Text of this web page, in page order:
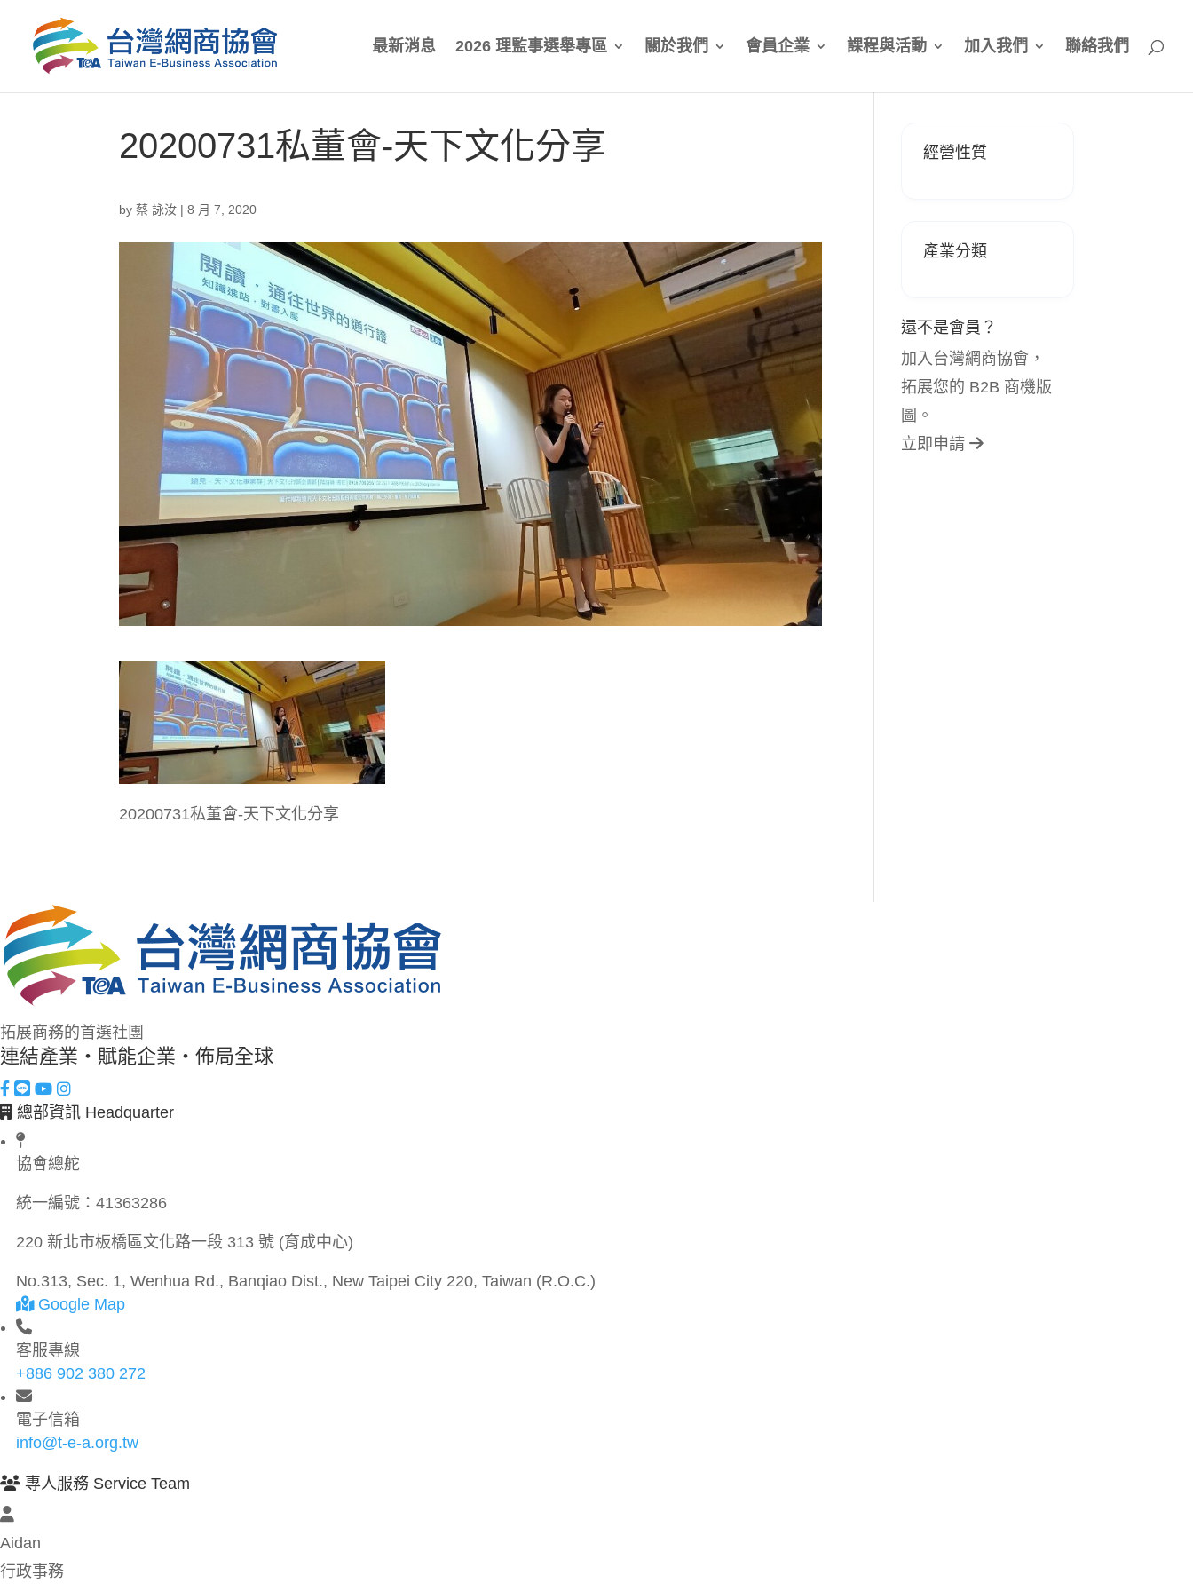
最新消息 2026 理監事選舉專區 關於我們 會員企業 課程與活動 加入我們 聯絡我們
20200731私董會-天下文化分享
by蔡 詠汝 |8 月 7, 2020
20200731私董會-天下文化分享
經營性質
產業分類
還不是會員？
加入台灣網商協會，
拓展您的 B2B 商機版
圖。
立即申請
拓展商務的首選社團
連結產業・賦能企業・佈局全球
總部資訊 Headquarter
協會總舵
統一編號： 41363286
220 新北市板橋區文化路一段 313 號 (育成中心)
No.313, Sec. 1, Wenhua Rd., Banqiao Dist., New Taipei City 220, Taiwan (R.O.C.)
Google Map
客服專線
+886 902 380 272
電子信箱
info@t-e-a.org.tw
專人服務 Service Team
Aidan
行政事務